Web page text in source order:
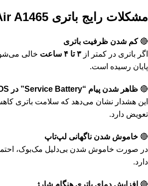
مشکلات رایج باتری MacBook Air A1465
🔴کم شدن ظرفیت باتری
اگر باتری در کمتر از ۳ تا ۴ ساعت
خالی
پایان رسیده است.
🔴 ظاهر شدن پیام “Service Battery” در macOS
این هشدار نشان می‌دهد که سلامت باتری کاهش
تعویض دارد.
🔴 خاموش شدن ناگهانی لپ‌تاپ
در صورت خاموش شدن بی‌دلیل مک‌بوک،
دارد.
🔴 افزایش دمای باتری هنگام شارژ